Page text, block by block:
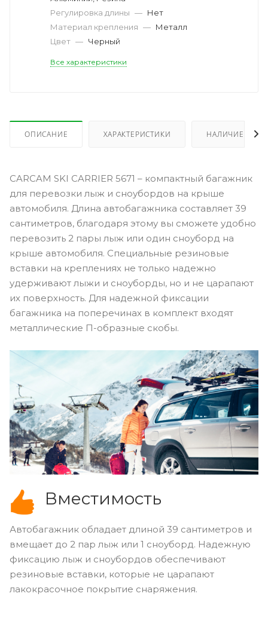
Регулировка длины — Нет
Материал крепления — Металл
Цвет — Черный
Все характеристики
ОПИСАНИЕ ХАРАКТЕРИСТИКИ НАЛИЧИЕ
CARCAM SKI CARRIER 5671 – компактный багажник
для перевозки лыж и сноубордов на крыше
автомобиля. Длина автобагажника составляет 39
сантиметров, благодаря этому вы сможете удобно
перевозить 2 пары лыж или один сноуборд на
крыше автомобиля. Специальные резиновые
вставки на креплениях не только надежно
удерживают лыжи и сноуборды, но и не царапают
их поверхность. Для надежной фиксации
багажника на поперечинах в комплект входят
металлические П-образные скобы.
Вместимость
Автобагажник обладает длиной 39 сантиметров и
вмещает до 2 пар лыж или 1 сноуборд. Надежную
фиксацию лыж и сноубордов обеспечивают
резиновые вставки, которые не царапают
лакокрасочное покрытие снаряжения.